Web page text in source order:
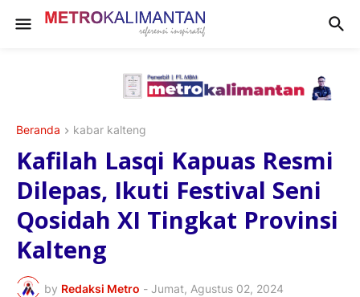
Beranda kabar kalteng
Kafilah Lasqi Kapuas Resmi
Dilepas, Ikuti Festival Seni
Qosidah XI Tingkat Provinsi
Kalteng
by Redaksi Metro - Jumat, Agustus 02, 2024